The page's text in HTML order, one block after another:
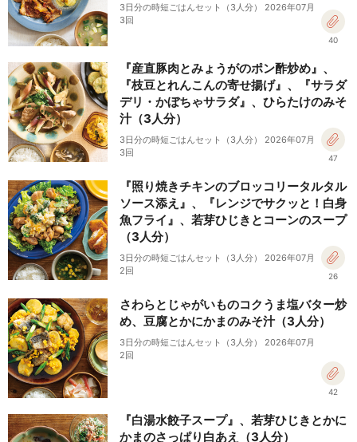
3日分の時短ごはんセット（3人分） 2026年07月
3回
40
『産直豚肉とみょうがのポン酢炒め』、
『枝豆とれんこんの寄せ揚げ』、『サラダ
デリ・かぼちゃサラダ』、ひらたけのみそ
汁（3人分）
3日分の時短ごはんセット（3人分） 2026年07月
3回
47
『照り焼きチキンのブロッコリータルタル
ソース添え』、『レンジでサクッと！白身
魚フライ』、若芽ひじきとコーンのスープ
（3人分）
3日分の時短ごはんセット（3人分） 2026年07月
2回
26
さわらとじゃがいものコクうま塩バター炒
め、豆腐とかにかまのみそ汁（3人分）
3日分の時短ごはんセット（3人分） 2026年07月
2回
42
『白湯水餃子スープ』、若芽ひじきとかに
かまのさっぱり白あえ（3人分）